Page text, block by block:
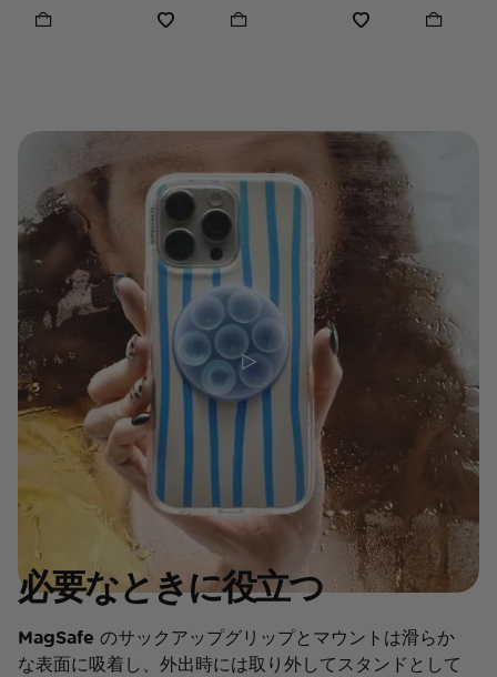
必要なときに役立つ
MagSafe のサックアップグリップとマウントは滑らか
な表面に吸着し、外出時には取り外してスタンドとして